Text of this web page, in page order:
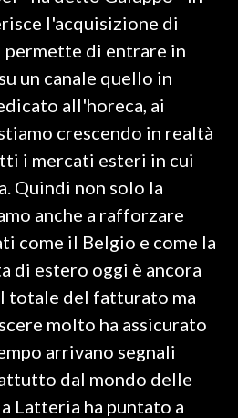
l'acquisizione di
permette di entrare in
un canale quello in
all'horeca, ai
crescendo in realtà
i mercati esteri in cui
Quindi non solo la
anche a rafforzare
come il Belgio e come la
di estero oggi è ancora
totale del fatturato ma
molto ha assicurato
arrivano segnali
dal mondo delle
Latteria ha puntato a